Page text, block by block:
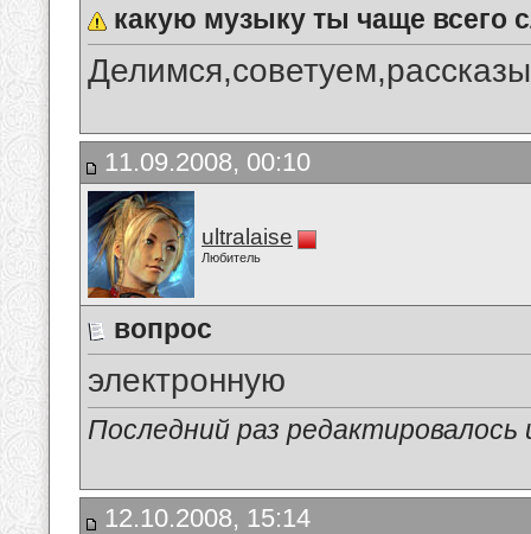
какую музыку ты чаще всего
11.09.2008, 00:10
ultralaise
Любитель
вопрос
электронную
Последний раз редактировалось
12.10.2008, 15:14